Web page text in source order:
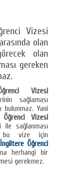
Vizesi
olan
olan
gereken
Vizesi
sağlaması
Yani
Vizesi
sağlanması
bu vize için
İngiltere Öğrenci
herhangi bir
gerekmez.